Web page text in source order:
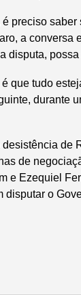
preciso
a conversa
disputa, possa
que tudo
durante
de
de
e Ezequiel
disputar o